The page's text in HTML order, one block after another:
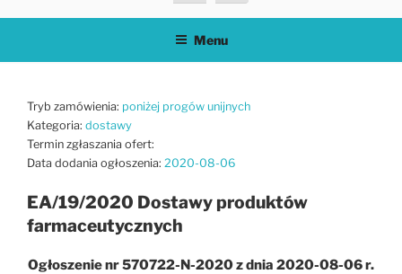
Menu
Tryb zamówienia: poniżej progów unijnych
Kategoria: dostawy
Termin zgłaszania ofert:
Data dodania ogłoszenia: 2020-08-06
EA/19/2020 Dostawy produktów
farmaceutycznych
Ogłoszenie nr 570722-N-2020 z dnia 2020-08-06 r.